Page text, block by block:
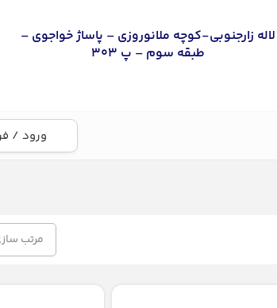
لاله زارجنوبی-کوچه ملانوروزی – پاساژ خواجوی –
طبقه سوم – پ 303
ورود /